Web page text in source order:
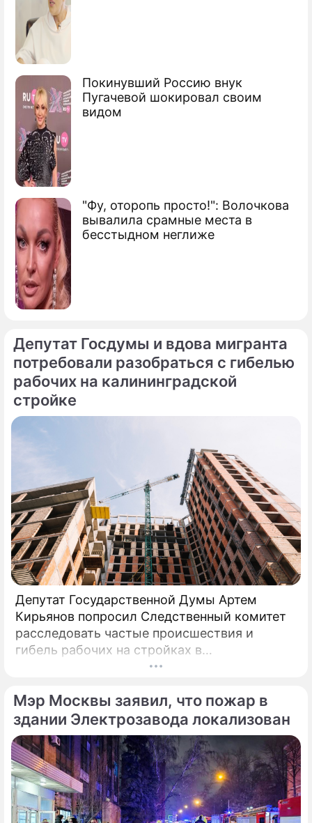
Покинувший Россию внук
Пугачевой шокировал своим
видом
"Фу, оторопь просто!": Волочкова
вывалила срамные места в
бесстыдном неглиже
Депутат Госдумы и вдова мигранта
потребовали разобраться с гибелью
рабочих на калининградской
стройке
Депутат Государственной Думы Артем
Кирьянов попросил Следственный комитет
расследовать частые происшествия и
гибель рабочих на стройках в
Калининградской области.
распоряжении редакции) депутат направил
6 февраля 2025 года председателю СК РФ
Александру Бастрыкину. В письме Кирьянов
отмечает, что число несчастных случаев в
регионе продолжает расти.
Мэр Москвы заявил, что пожар в
здании Электрозавода локализован